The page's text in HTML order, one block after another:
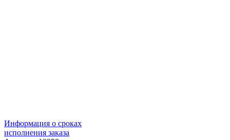
Информация о сроках
исполнения заказа